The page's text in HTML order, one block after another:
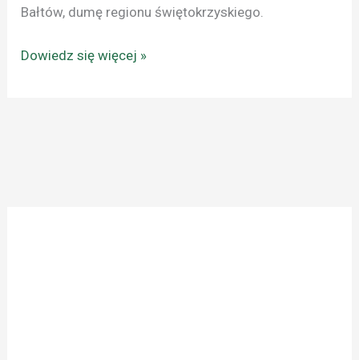
Bałtów, dumę regionu świętokrzyskiego.
Dowiedz się więcej »